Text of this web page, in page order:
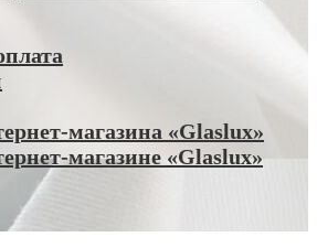
магазина «Glaslux»
магазине «Glaslux»